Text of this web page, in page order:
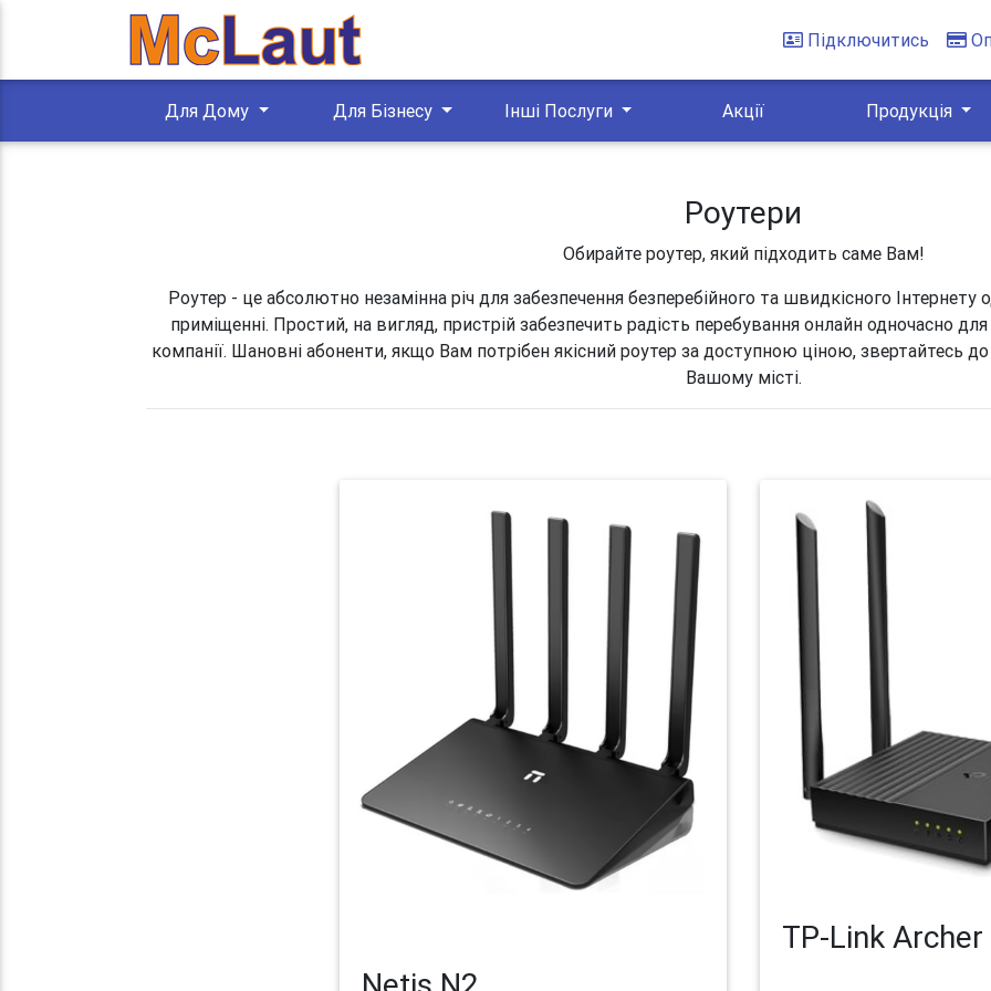
Підключитись
Для Дому Для Бізнесу Інші Послуги Акції Продукція
Роутери
Обирайте роутер, який підходить саме Вам!
Роутер - це абсолютно незамінна річ для забезпечення безперебійного та швидкісного
приміщенні. Простий, на вигляд, пристрій забезпечить радість перебування онлайн одночасно
компанії. Шановні абоненти, якщо Вам потрібен якісний роутер за доступною ціною, звертайтесь
Вашому місті.
TP-Link Archer